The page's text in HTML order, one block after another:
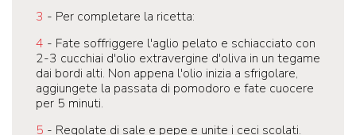
3 - Per completare la ricetta:
4 - Fate soffriggere l'aglio pelato e schiacciato con
2-3 cucchiai d'olio extravergine d'oliva in un tegame
dai bordi alti. Non appena l'olio inizia a sfrigolare,
aggiungete la passata di pomodoro e fate cuocere
per 5 minuti.
5 - Regolate di sale e pepe e unite i ceci scolati.